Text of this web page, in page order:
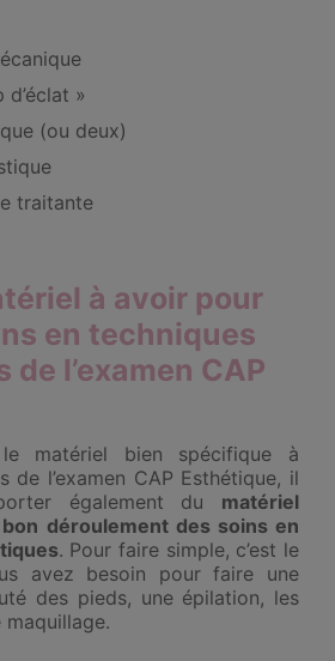
»
(ou deux)
traitante
à avoir pour
en techniques
l’examen CAP
matériel bien spécifique à
de l’examen CAP Esthétique, il
également du matériel
déroulement des soins en
. Pour faire simple, c’est le
avez besoin pour faire une
des pieds, une épilation, les